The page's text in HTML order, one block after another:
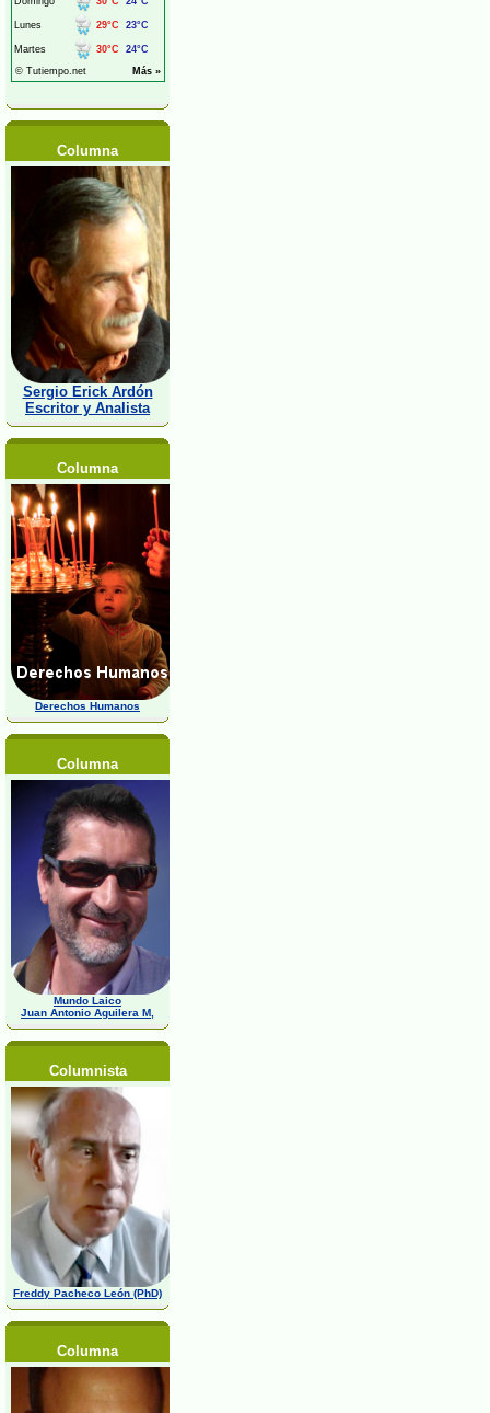
Columna
Sergio Erick Ardón
Escritor y Analista
Columna
Derechos Humanos
Columna
Mundo Laico
Juan Antonio Aguilera M,
Columnista
Freddy Pacheco León (PhD)
Columna